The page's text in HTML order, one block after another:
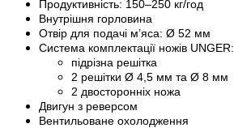
Продуктивність: 150–250 кг/год
Внутрішня горловина
Отвір для подачі м’яса: Ø 52 мм
Система комплектації ножів UNGER:
підрізна решітка
2 решітки Ø 4,5 мм та Ø 8 мм
2 двосторонніх ножа
Двигун з реверсом
Вентильоване охолодження